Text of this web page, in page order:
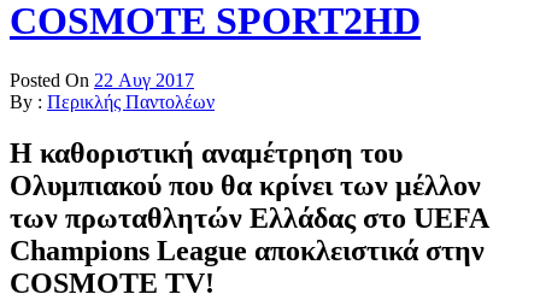
COSMOTE SPORT2HD
Posted On 22 Αυγ 2017
By : Περικλής Παντολέων
Η καθοριστική αναμέτρηση του
Ολυμπιακού που θα κρίνει των μέλλον
των πρωταθλητών Ελλάδας στο UEFA
Champions League αποκλειστικά στην
COSMOTE TV!